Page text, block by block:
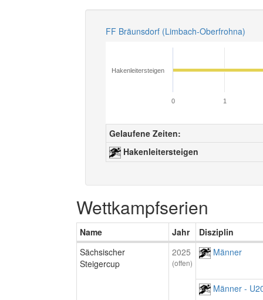
FF Bräunsdorf (Limbach-Oberfrohna)
Hakenleitersteigen
0 1
Gelaufene Zeiten:
Hakenleitersteigen
Wettkampfserien
Name Jahr
Disziplin
Sächsischer
Steigercup
2025
(offen)
Männer
Männer -